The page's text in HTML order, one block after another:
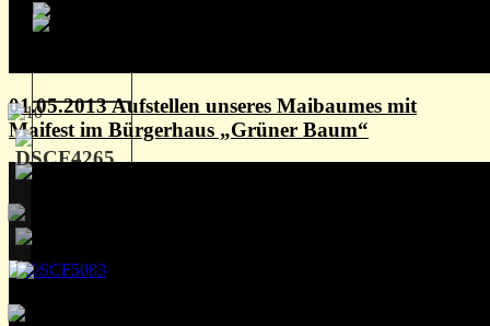
01.05.2013 Aufstellen unseres Maibaumes mit
Maifest im Bürgerhaus „Grüner Baum“